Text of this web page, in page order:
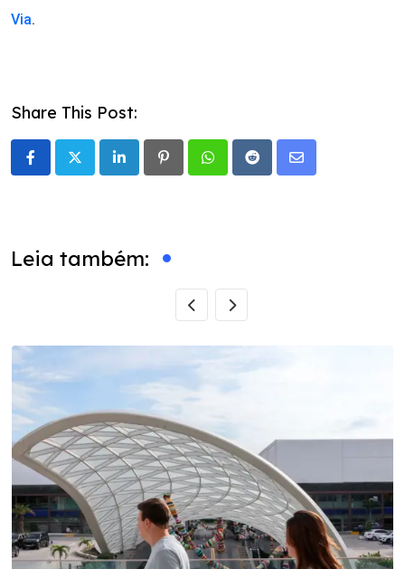
Via.
Share This Post:
LinkedIn PinterestWhatsappRedditShare
Leia também: